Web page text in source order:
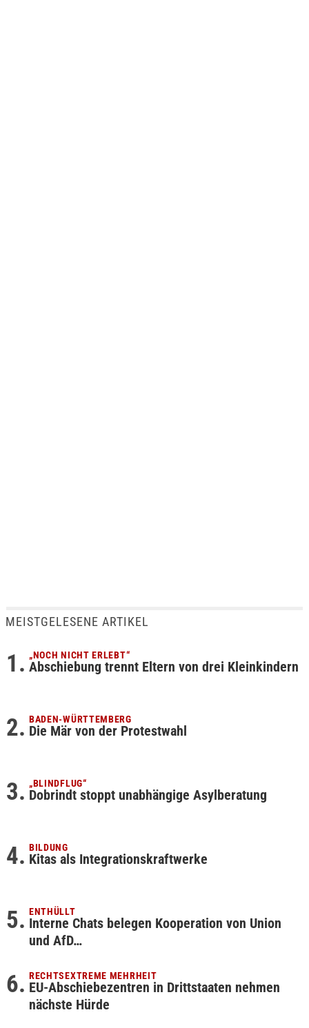
MEISTGELESENE ARTIKEL
„NOCH NICHT ERLEBT“
Abschiebung trennt Eltern von drei Kleinkindern
BADEN-WÜRTTEMBERG
Die Mär von der Protestwahl
„BLINDFLUG“
Dobrindt stoppt unabhängige Asylberatung
BILDUNG
Kitas als Integrationskraftwerke
ENTHÜLLT
Interne Chats belegen Kooperation von Union
und AfD…
RECHTSEXTREME MEHRHEIT
EU-Abschiebezentren in Drittstaaten nehmen
nächste Hürde